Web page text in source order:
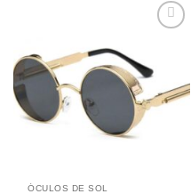
meus
desejos
ÓCULOS DE SOL